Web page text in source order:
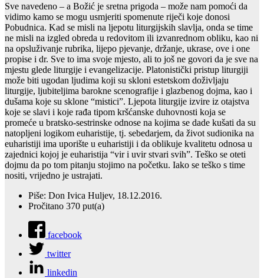
Sve navedeno – a Božić je sretna prigoda – može nam pomoći da
vidimo kamo se mogu usmjeriti spomenute riječi koje donosi
Pobudnica. Kad se misli na ljepotu liturgijskih slavlja, onda se time
ne misli na izgled obreda u redovitom ili izvanrednom obliku, kao ni
na opsluživanje rubrika, lijepo pjevanje, držanje, ukrase, ove i one
propise i dr. Sve to ima svoje mjesto, ali to još ne govori da je sve na
mjestu glede liturgije i evangelizacije. Platonistički pristup liturgiji
može biti ugodan ljudima koji su skloni estetskom doživljaju
liturgije, ljubiteljima barokne scenografije i glazbenog dojma, kao i
dušama koje su sklone “mistici”. Ljepota liturgije izvire iz otajstva
koje se slavi i koje rađa tipom kršćanske duhovnosti koja se
promeće u bratsko-sestrinske odnose na kojima se dade kušati da su
natopljeni logikom euharistije, tj. sebedarjem, da život sudionika na
euharistiji ima uporište u euharistiji i da oblikuje kvalitetu odnosa u
zajednici kojoj je euharistija “vir i uvir stvari svih”. Teško se oteti
dojmu da po tom pitanju stojimo na početku. Iako se teško s time
nositi, vrijedno je ustrajati.
Piše: Don Ivica Huljev, 18.12.2016.
Pročitano 370 put(a)
facebook
twitter
linkedin